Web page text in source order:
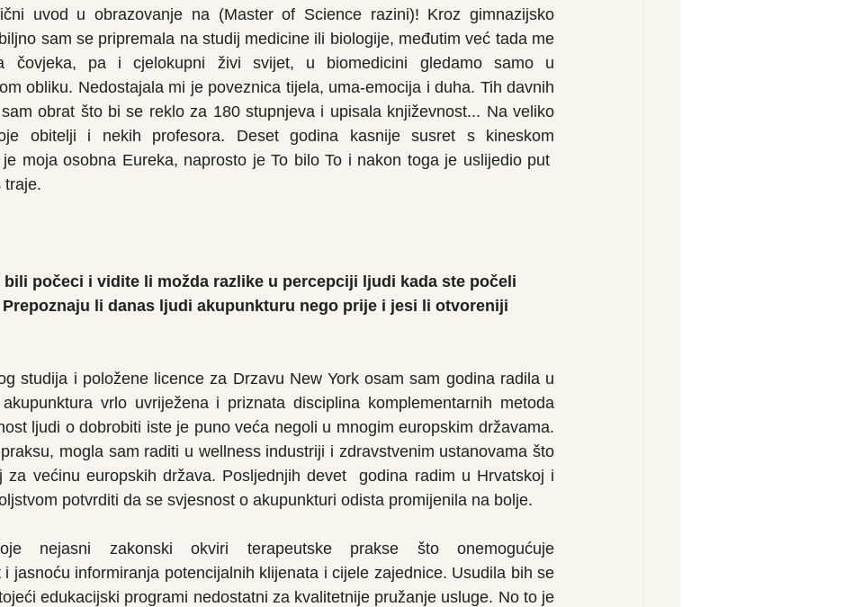
uvod u obrazovanje na (Master of Science razini)! Kroz gimnazijsko
sam se pripremala na studij medicine ili biologije, međutim već tada me
čovjeka, pa i cjelokupni živi svijet, u biomedicini gledamo samo u
obliku. Nedostajala mi je poveznica tijela, uma-emocija i duha. Tih davnih
obrat što bi se reklo za 180 stupnjeva i upisala književnost... Na veliko
obitelji i nekih profesora. Deset godina kasnije susret s kineskom
moja osobna Eureka, naprosto je To bilo To i nakon toga je uslijedio put
traje.
su bili počeci i vidite li možda razlike u percepciji ljudi kada ste počeli
li danas ljudi akupunkturu nego prije i jesi li otvoreniji
studija i položene licence za Drzavu New York osam sam godina radila u
vrlo uvriježena i priznata disciplina komplementarnih metoda
ljudi o dobrobiti iste je puno veća negoli u mnogim europskim državama.
mogla sam raditi u wellness industriji i zdravstvenim ustanovama što
za većinu europskih država. Posljednjih devet  godina radim u Hrvatskoj i
potvrditi da se svjesnost o akupunkturi odista promijenila na bolje.
nejasni zakonski okviri terapeutske prakse što onemogućuje
i jasnoću informiranja potencijalnih klijenata i cijele zajednice. Usudila bih se
edukacijski programi nedostatni za kvalitetnije pružanje usluge. No to je